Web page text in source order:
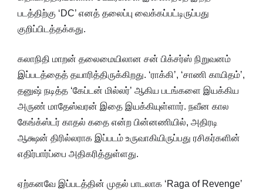
படத்திற்கு ‘DC’ எனத் தலைப்பு வைக்கப்பட்டிருப்பது
குறிப்பிடத்தக்கது.
கலாநிதி மாறன் தலைமையிலான சன் பிக்சர்ஸ் நிறுவனம்
இப்படத்தைத் தயாரித்திருக்கிறது. ‘ராக்கி’, ‘சாணி காயிதம்’,
தனுஷ் நடித்த ‘கேப்டன் மில்லர்’ ஆகிய படங்களை இயக்கிய
அருண் மாதேஸ்வரன் இதை இயக்கியுள்ளார். நவீன கால
கேங்க்ஸ்டர் காதல் கதை என்ற பின்னணியில், அதிரடி
ஆக்ஷன் திரில்லராக இப்படம் உருவாகியிருப்பது ரசிகர்களின்
எதிர்பார்ப்பை அதிகரித்துள்ளது.
ஏற்கனவே இப்படத்தின் முதல் பாடலாக ‘Raga of Revenge’